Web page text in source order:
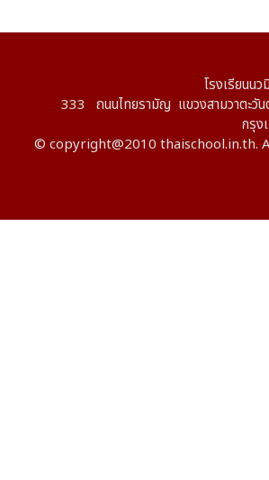
โรงเรียนน
333 ถนนไทยรามัญ แขวงสามวาตะวันต
กรุง
© copyright@2010 thaischool.in.th.